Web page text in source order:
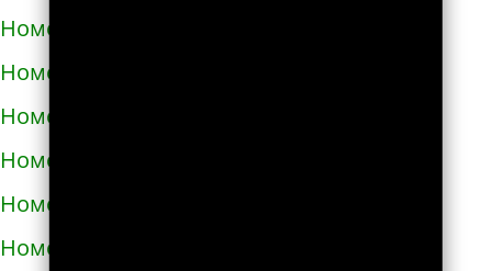
Номера телефонов такси в Узине
Номера телефонов такси в Украинке
Номера телефонов такси в Умани
Номера телефонов такси в Фастове
Номера телефонов такси в Харькове
Номера телефонов такси в Херсоне